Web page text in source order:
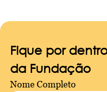
Fique por
da Fundação
Nome Completo